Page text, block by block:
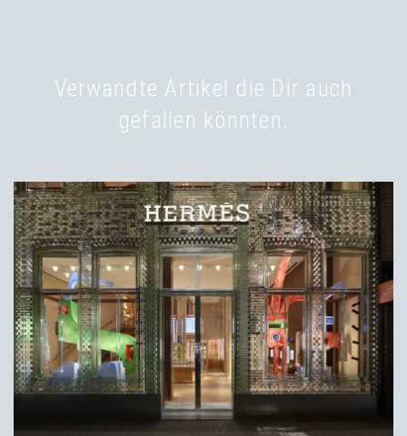
Verwandte Artikel die Dir auch
gefallen könnten.